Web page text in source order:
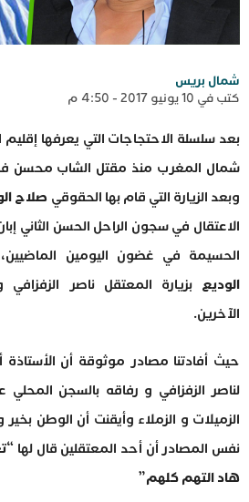
شمال بريس
كتب في 10 يونيو 2017 - 4:50 م
بعد سلسلة الاحتجاجات التي يعرفها
وبعد الزيارة التي قام بها الحقوقي صلاح
الاعتقال في سجون الراحل الحسن الثاني
الحسيمة في غضون اليومين
الوديعبزيارة المعتقل ناصر
الآخرين.
حيث أفادتنا مصادر موثوقة أن الأستاذة
لناصر الزفزافي و رفاقه بالسجن
الزميلات و الزملاء وأيقنت أن الوطن بخير
نفس المصادر أن أحد المعتقلين قال لها “
هاد التهم كلهم”